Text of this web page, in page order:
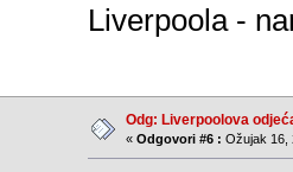
Liverpoola -
Odg: Liverpoolova
« Odgovori #6 : Ožujak 16,